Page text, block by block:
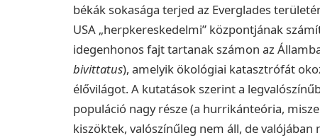
békák sokasága terjed az Everglades
USA „herpkereskedelmi” központjának
idegenhonos fajt tartanak számon az
bivittatus), amelyik ökológiai katasztrófát
élővilágot. A kutatások szerint a
populáció nagy része (a hurrikánteória,
kiszöktek, valószínűleg nem áll, de valójában